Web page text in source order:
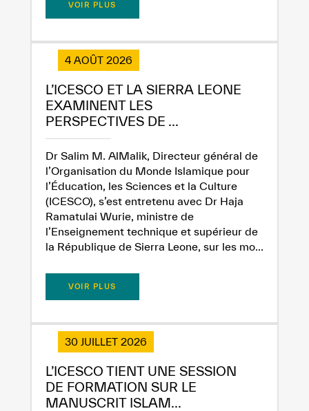
✪
✪ ✪
✪ ✪ ✪
✪ ✪ ✪ ✪
✪ ✪ ✪ ✪
Extremely
Dissatisfied
Extremely
VOIR PLUS
4 AOÛT 2026
L’ICESCO ET LA SIERRA LEONE
EXAMINENT LES
PERSPECTIVES DE ...
Dr Salim M. AlMalik, Directeur général de
l’Organisation du Monde Islamique pour
l’Éducation, les Sciences et la Culture
(ICESCO), s’est entretenu avec Dr Haja
Ramatulai Wurie, ministre de
l’Enseignement technique et supérieur de
la République de Sierra Leone, sur les mo...
VOIR PLUS
30 JUILLET 2026
L’ICESCO TIENT UNE SESSION
DE FORMATION SUR LE
MANUSCRIT ISLAM...